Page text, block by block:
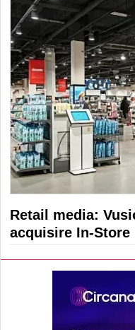
Retail media:
acquisire In-Store